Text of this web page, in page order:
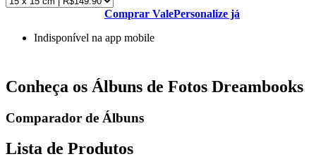
Comprar ValePersonalize já
Indisponível na app mobile
Conheça os Álbuns de Fotos Dreambooks
Comparador de Álbuns
Lista de Produtos